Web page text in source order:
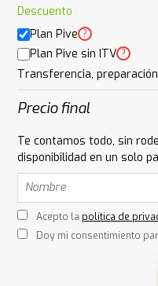
Descuento
Plan Pive ?
Plan Pive sin ITV ?
Transferencia,
Precio final
Te contamos todo, sin
disponibilidad en un solo
Acepto la política de
Doy mi consentimiento